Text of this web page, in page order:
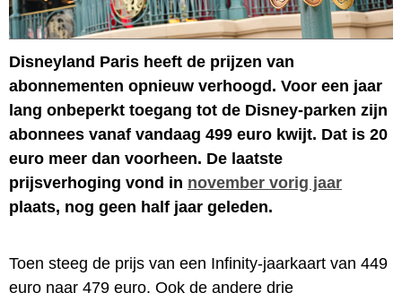
Disneyland Paris heeft de prijzen van
abonnementen opnieuw verhoogd. Voor een jaar
lang onbeperkt toegang tot de Disney-parken zijn
abonnees vanaf vandaag 499 euro kwijt. Dat is 20
euro meer dan voorheen. De laatste
prijsverhoging vond in november vorig jaar
plaats, nog geen half jaar geleden.
Toen steeg de prijs van een Infinity-jaarkaart van 449
euro naar 479 euro. Ook de andere drie